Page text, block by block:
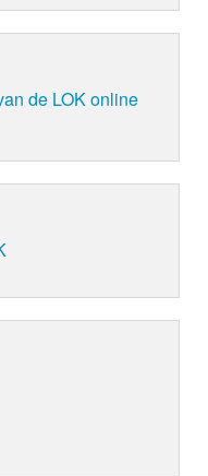
de LOK online